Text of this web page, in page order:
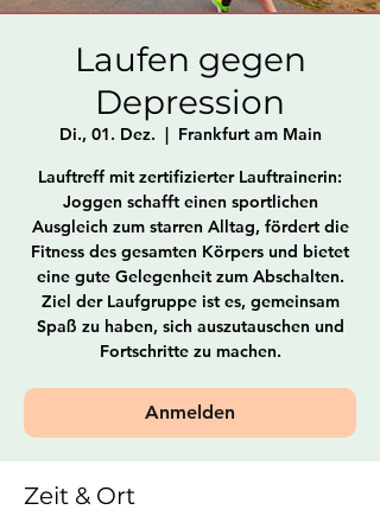
Laufen gegen
Depression
Di., 01. Dez.
  |
Frankfurt am Main
Lauftreff mit zertifizierter Lauftrainerin:
Joggen schafft einen sportlichen
Ausgleich zum starren Alltag, fördert die
Fitness des gesamten Körpers und bietet
eine gute Gelegenheit zum Abschalten.
Ziel der Laufgruppe ist es, gemeinsam
Spaß zu haben, sich auszutauschen und
Fortschritte zu machen.
Anmelden
Zeit & Ort